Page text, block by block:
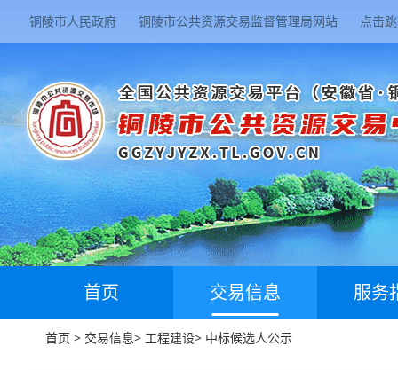
铜陵市人民政府 铜陵市公共资源交易监督管理局网站 点击
首页 交易信息 服务
首页 > 交易信息> 工程建设> 中标候选人公示